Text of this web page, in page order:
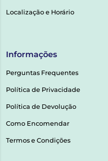
Localização e Horário
Informações
Perguntas Frequentes
Política de Privacidade
Política de Devolução
Como Encomendar
Termos e Condições